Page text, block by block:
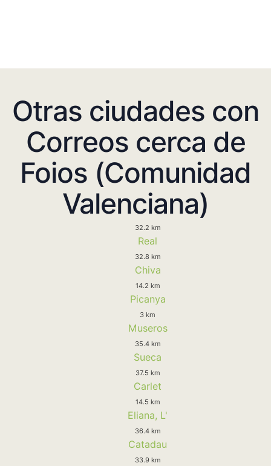
Otras ciudades con
Correos cerca de
Foios (Comunidad
Valenciana)
32.2 km
Real
32.8 km
Chiva
14.2 km
Picanya
3 km
Museros
35.4 km
Sueca
37.5 km
Carlet
14.5 km
Eliana, L'
36.4 km
Catadau
33.9 km